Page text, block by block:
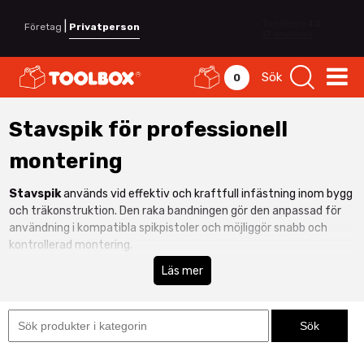
Företag Privatperson
0 Sök
Stavspik för professionell
montering
Stavspikanvänds vid effektiv och kraftfull infästning inom bygg
och träkonstruktion. Den raka bandningen gör den anpassad för
användning i kompatibla spikpistoler och möjliggör snabb och
kontrollerad montering.
Hos Toolbox hittar du stavspik för yrkesproffs som arbetar med
stomresning, panel, regelverk och andra krävande
Stavspik för spikpistol
Läs mer